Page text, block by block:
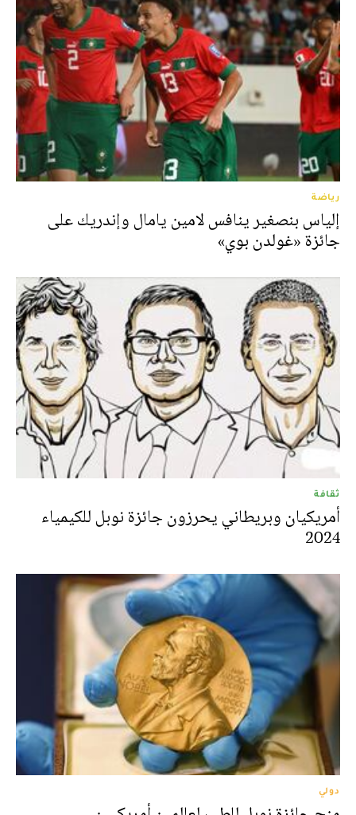
رياضة
إلياس بنصغير ينافس لامين يامال وإندريك على
جائزة «غولدن بوي»
ثقافة
أمريكيان وبريطاني يحرزون جائزة نوبل للكيمياء
2024
دولي